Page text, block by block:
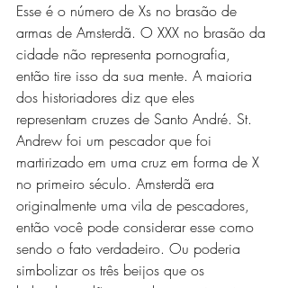
Esse é o número de Xs no brasão de
armas de Amsterdã. O XXX no brasão da
cidade não representa pornografia,
então tire isso da sua mente. A maioria
dos historiadores diz que eles
representam cruzes de Santo André. St.
Andrew foi um pescador que foi
martirizado em uma cruz em forma de X
no primeiro século. Amsterdã era
originalmente uma vila de pescadores,
então você pode considerar esse como
sendo o fato verdadeiro. Ou poderia
simbolizar os três beijos que os